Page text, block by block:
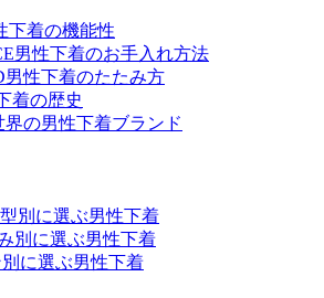
下着の機能性
男性下着のお手入れ方法
男性下着のたたみ方
着の歴史
界の男性下着ブランド
別に選ぶ男性下着
別に選ぶ男性下着
に選ぶ男性下着